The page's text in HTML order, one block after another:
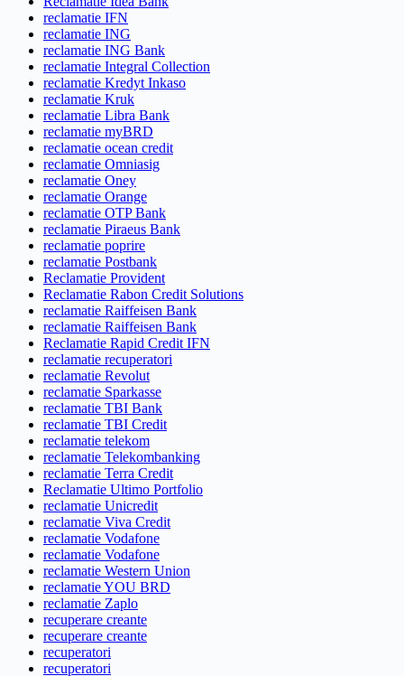
reclamatie IFN
reclamatie ING
reclamatie ING Bank
reclamatie Integral Collection
reclamatie Kredyt Inkaso
reclamatie Kruk
reclamatie Libra Bank
reclamatie myBRD
reclamatie ocean credit
reclamatie Omniasig
reclamatie Oney
reclamatie Orange
reclamatie OTP Bank
reclamatie Piraeus Bank
reclamatie poprire
reclamatie Postbank
Reclamatie Provident
Reclamatie Rabon Credit Solutions
reclamatie Raiffeisen Bank
reclamatie Raiffeisen Bank
Reclamatie Rapid Credit IFN
reclamatie recuperatori
reclamatie Revolut
reclamatie Sparkasse
reclamatie TBI Bank
reclamatie TBI Credit
reclamatie telekom
reclamatie Telekombanking
reclamatie Terra Credit
Reclamatie Ultimo Portfolio
reclamatie Unicredit
reclamatie Viva Credit
reclamatie Vodafone
reclamatie Vodafone
reclamatie Western Union
reclamatie YOU BRD
reclamatie Zaplo
recuperare creante
recuperare creante
recuperatori
recuperatori